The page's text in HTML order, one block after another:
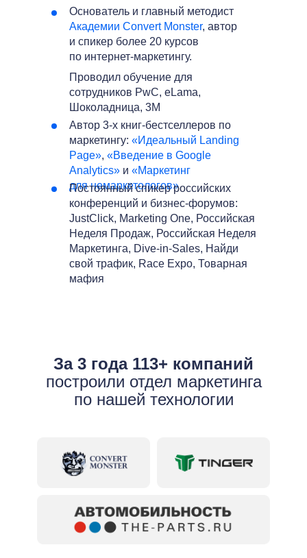
Основатель и главный методист
Академии Convert Monster, автор
и спикер более 20 курсов
по интернет-маркетингу.
Проводил обучение для
сотрудников PwC, eLama,
Шоколадница, 3M
Автор 3-х книг-бестселлеров по
маркетингу: «Идеальный Landing
Page», «Введение в Google
Analytics» и «Маркетинг
для немаркетологов»
Постоянный спикер российских
конференций и бизнес-форумов:
JustClick, Marketing One, Российская
Неделя Продаж, Российская Неделя
Маркетинга, Dive-in-Sales, Найди
свой трафик, Race Expo, Товарная
мафия
За 3 года 113+ компаний
построили отдел маркетинга
по нашей технологии